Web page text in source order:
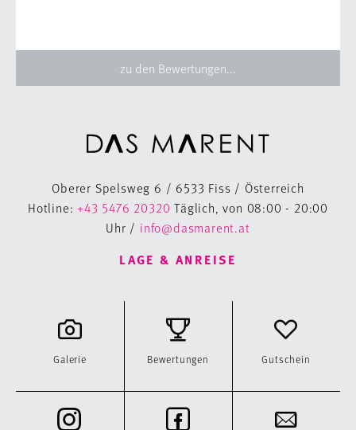
zu den Bewertungen...
Oberer Spelsweg 6 / 6533 Fiss / Österreich
Hotline:+43 5476 20320 Täglich, von 08:00 - 20:00
Uhr / info@dasmarent.at
LAGE & ANREISE
Galerie Bewertungen Gutschein